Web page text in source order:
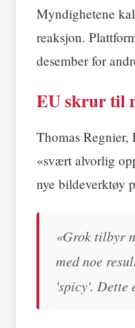
Myndighetene
reaksjon.
desember for
EU skrur til
Thomas Regnier,
«svært alvorlig
nye bildeverktøy
«Grok tilbyr
med noe
'spicy'. Dette